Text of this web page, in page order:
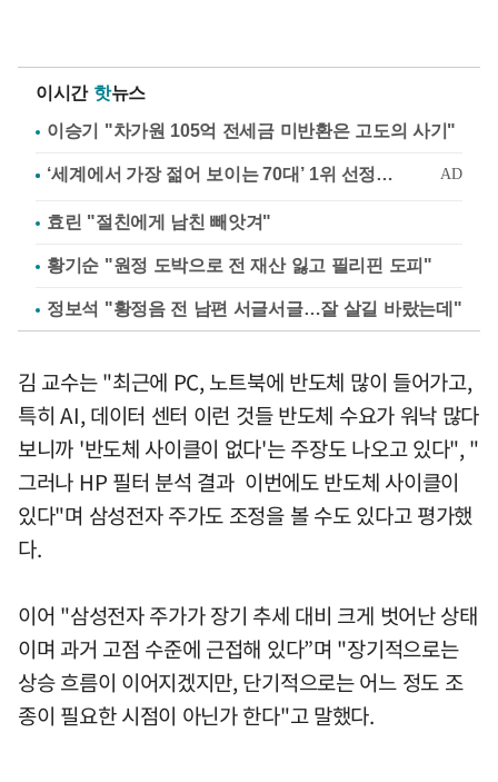
이시간 핫뉴스
이승기 "차가원 105억 전세금 미반환은 고도의 사기"
효린 "절친에게 남친 빼앗겨"
황기순 "원정 도박으로 전 재산 잃고 필리핀 도피"
정보석 "황정음 전 남편 서글서글…잘 살길 바랐는데"
김 교수는 "최근에 PC, 노트북에 반도체 많이 들어가고,
특히 AI, 데이터 센터 이런 것들 반도체 수요가 워낙 많다
보니까 '반도체 사이클이 없다'는 주장도 나오고 있다", "
그러나 HP 필터 분석 결과 이번에도 반도체 사이클이
있다"며 삼성전자 주가도 조정을 볼 수도 있다고 평가했
다.
이어 "삼성전자 주가가 장기 추세 대비 크게 벗어난 상태
이며 과거 고점 수준에 근접해 있다”며 "장기적으로는
상승 흐름이 이어지겠지만, 단기적으로는 어느 정도 조
종이 필요한 시점이 아닌가 한다"고 말했다.